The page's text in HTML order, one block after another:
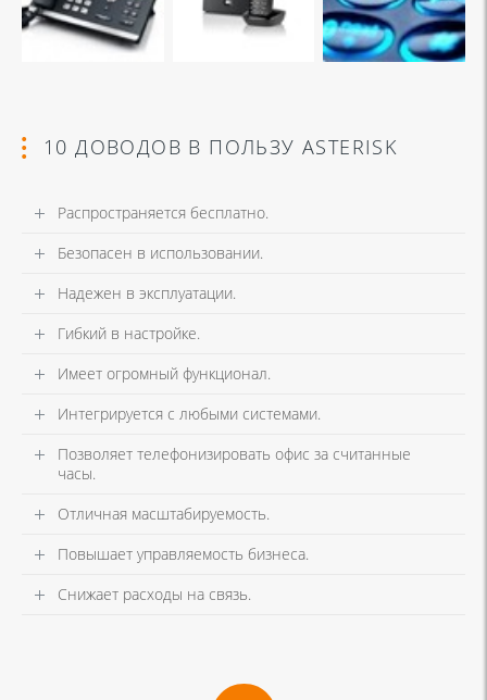
10 ДОВОДОВ В ПОЛЬЗУ ASTERISK
Распространяется бесплатно.
Безопасен в использовании.
Надежен в эксплуатации.
Гибкий в настройке.
Имеет огромный функционал.
Интегрируется с любыми системами.
Позволяет телефонизировать офис за считанные
часы.
Отличная масштабируемость.
Повышает управляемость бизнеса.
Снижает расходы на связь.